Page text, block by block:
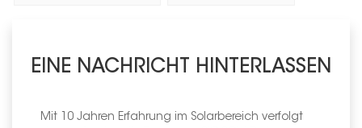
EINE NACHRICHT HINTERLASSEN
Mit 10 Jahren Erfahrung im Solarbereich verfolgt